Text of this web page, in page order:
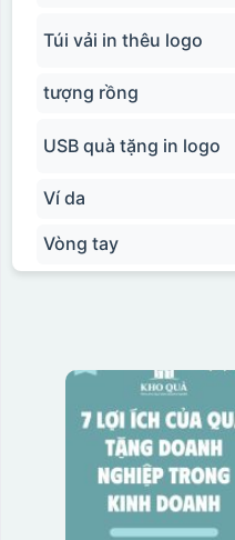
Hộp xi biểu trưng
Túi vải in thêu logo
tượng rồng
USB quà tặng in logo
Ví da
Vòng tay